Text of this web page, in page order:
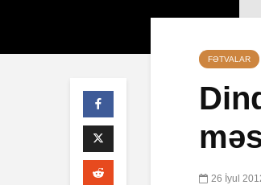
FƏTVALAR
26 İyul